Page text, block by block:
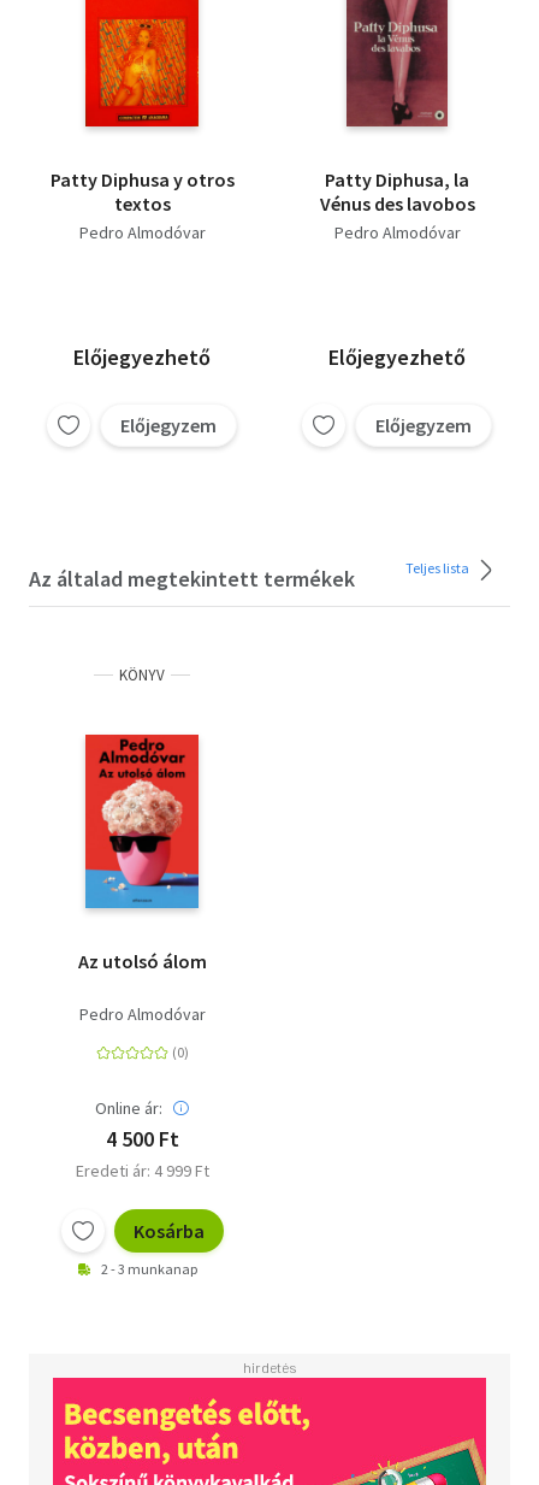
Patty Diphusa y otros
textos
Pedro Almodóvar
Előjegyezhető
Előjegyzem
Patty Diphusa, la
Vénus des lavobos
Pedro Almodóvar
Előjegyezhető
Előjegyzem
Az általad megtekintett termékek Teljes lista
KÖNYV
Az utolsó álom
Pedro Almodóvar
Online ár:
4 500 Ft
Eredeti ár: 4 999 Ft
Kosárba
2 - 3 munkanap